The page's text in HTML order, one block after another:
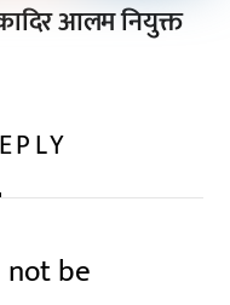
आलम नियुक्त
not be